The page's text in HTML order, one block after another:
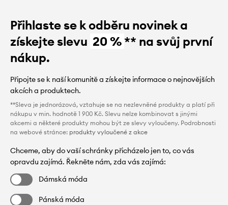
Přihlaste se k odběru novinek a
získejte slevu 20 %** na svůj první
nákup.
Připojte se k naší komunitě a získejte informace o nejnovějších
akcích a produktech.
**Sleva je jednorázová, vztahuje se na nezlevněné produkty a platí při
nákupu v min. hodnotě 1 900 Kč. Slevu nelze kombinovat s jinými
akcemi a některé produkty mohou být ze slevy vyloučeny. Podrobnosti
na webové stránce: produkty vyloučené z akce
Chceme, aby do vaší schránky přicházelo jen to, co vás
opravdu zajímá. Řekněte nám, zda vás zajímá:
Dámská móda
Pánská móda